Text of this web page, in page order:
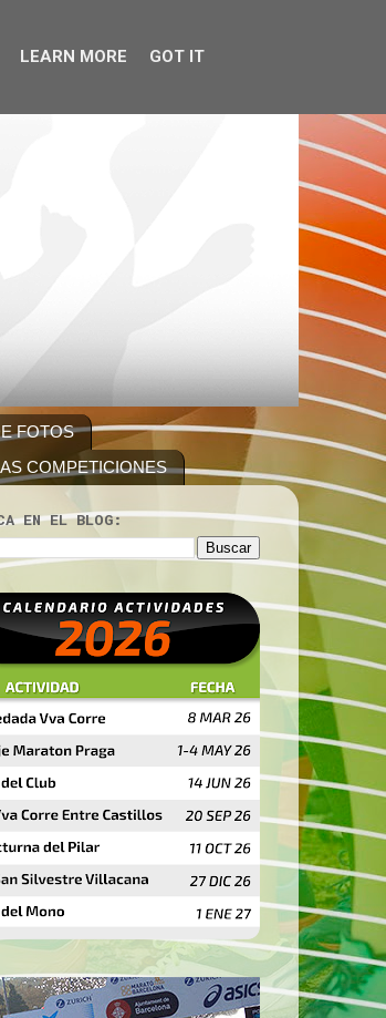
FOTOS
COMPETICIONES
EN EL BLOG:
LEARN MORE GOT IT